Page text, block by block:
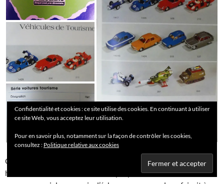
Ce modèle a donc eu une longue vie. Nous avons été tout
heureux d’acheter les 3 modèles proposés et nous nous en
Confidentialité et cookies : ce site utilise des cookies. En continuant à utiliser
ce site Web, vous acceptez leur utilisation.
Pour en savoir plus, notamment sur la façon de contrôler les cookies,
consultez : Politique relative aux cookies